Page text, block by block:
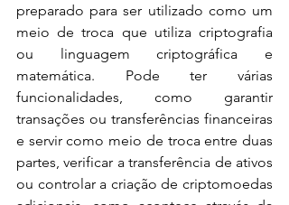
preparado para ser utilizado como um
meio de troca que utiliza criptografia
ou linguagem criptográfica e
matemática. Pode ter várias
funcionalidades, como garantir
transações ou transferências financeiras
e servir como meio de troca entre duas
partes, verificar a transferência de ativos
ou controlar a criação de criptomoedas